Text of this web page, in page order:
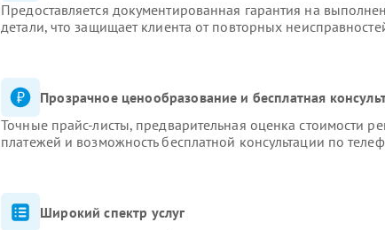
Предоставляется документированная гарантия на
детали, что защищает клиента от повторных
Прозрачное ценообразование и бесплатная
Точные прайс-листы, предварительная оценка стоимости
платежей и возможность бесплатной консультации по
Широкий спектр услуг